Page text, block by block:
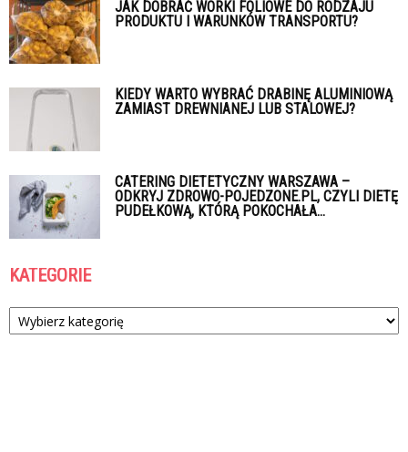
JAK DOBRAĆ WORKI FOLIOWE DO RODZAJU
PRODUKTU I WARUNKÓW TRANSPORTU?
KIEDY WARTO WYBRAĆ DRABINĘ ALUMINIOWĄ
ZAMIAST DREWNIANEJ LUB STALOWEJ?
CATERING DIETETYCZNY WARSZAWA –
ODKRYJ ZDROWO-POJEDZONE.PL, CZYLI DIETĘ
PUDEŁKOWĄ, KTÓRĄ POKOCHAŁA...
KATEGORIE
Kategorie